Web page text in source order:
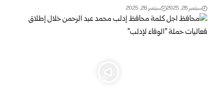
سبتمبر 26, 2025 سبتمبر 26, 2025